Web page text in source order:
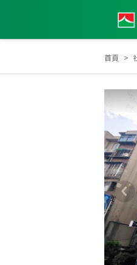
首頁
2012年第